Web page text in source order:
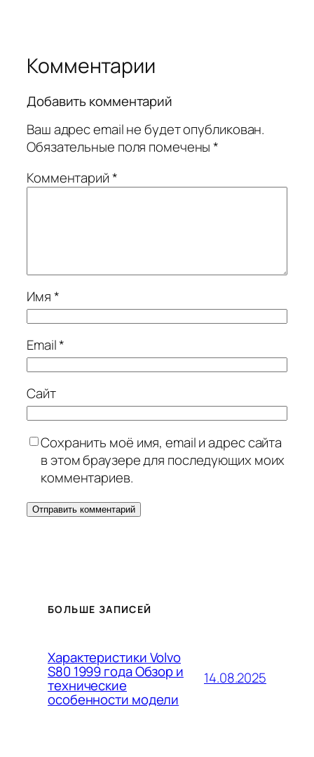
Комментарии
Добавить комментарий
Ваш адрес email не будет опубликован.
Обязательные поля помечены*
Комментарий*
Имя*
Email*
Сайт
Сохранить моё имя, email и адрес сайта
в этом браузере для последующих моих
комментариев.
БОЛЬШЕ ЗАПИСЕЙ
Характеристики Volvo
S80 1999 года Обзор и
технические
особенности модели
14.08.2025